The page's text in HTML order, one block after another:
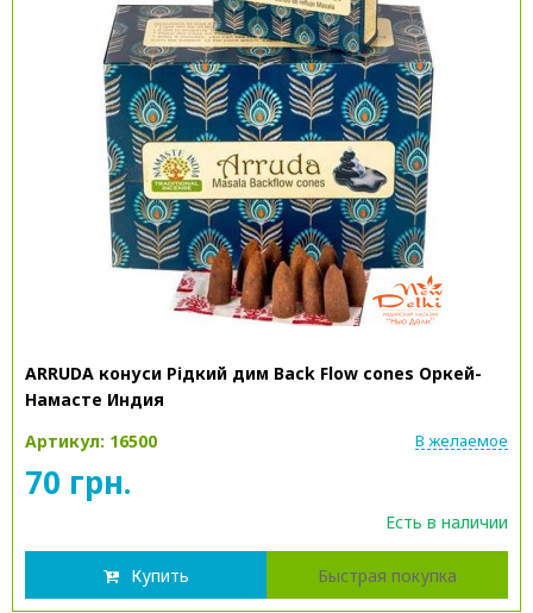
ARRUDA конуси Рідкий дим Back Flow cones Оркей-
Намасте Индия
Артикул: 16500
В желаемое
70 грн.
Есть в наличии
Купить Быстрая покупка